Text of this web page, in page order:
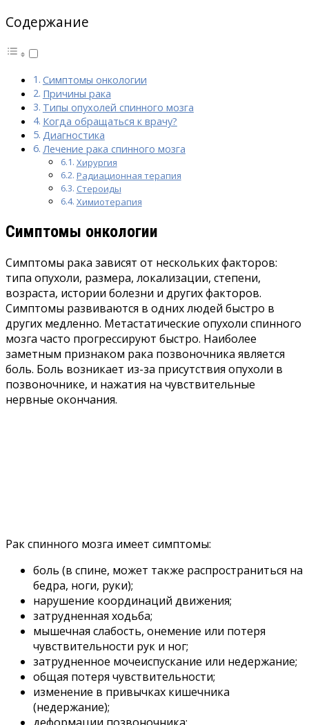
Содержание
Симптомы онкологии
Причины рака
Типы опухолей спинного мозга
Когда обращаться к врачу?
Диагностика
Лечение рака спинного мозга
Хирургия
Радиационная терапия
Стероиды
Химиотерапия
Симптомы онкологии
Симптомы рака зависят от нескольких факторов:
типа опухоли, размера, локализации, степени,
возраста, истории болезни и других факторов.
Симптомы развиваются в одних людей быстро в
других медленно. Метастатические опухоли спинного
мозга часто прогрессируют быстро. Наиболее
заметным признаком рака позвоночника является
боль. Боль возникает из-за присутствия опухоли в
позвоночнике, и нажатия на чувствительные
нервные окончания.
Рак спинного мозга имеет симптомы:
боль (в спине, может также распространиться на
бедра, ноги, руки);
нарушение координаций движения;
затрудненная ходьба;
мышечная слабость, онемение или потеря
чувствительности рук и ног;
затрудненное мочеиспускание или недержание;
общая потеря чувствительности;
изменение в привычках кишечника
(недержание);